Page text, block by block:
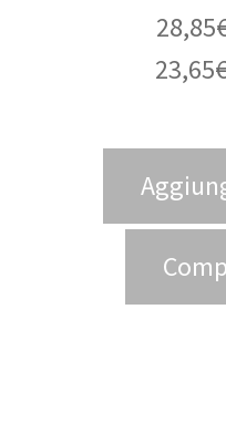
28,85
23,65